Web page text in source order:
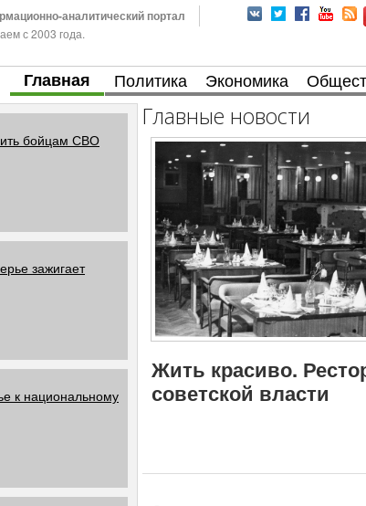
аналитический портал
с 2003 года.
Главная Политика Экономика
бойцам СВО
зажигает
к национальному
Главные новости
Жить красиво.
советской власти